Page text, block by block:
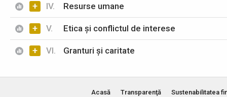
+ IV. Resurse umane
+ V. Etica și conflictul de interese
+ VI. Granturi și caritate
Acasă Transparenţă Sustenabilitatea